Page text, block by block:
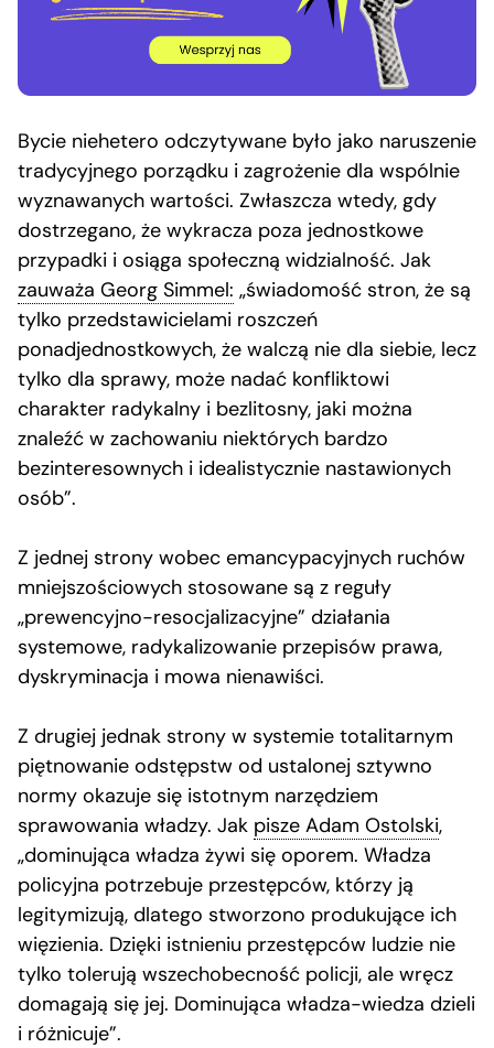
Bycie niehetero odczytywane było jako naruszenie
tradycyjnego porządku i zagrożenie dla wspólnie
wyznawanych wartości. Zwłaszcza wtedy, gdy
dostrzegano, że wykracza poza jednostkowe
przypadki i osiąga społeczną widzialność. Jak
zauważa Georg Simmel: „świadomość stron, że są
tylko przedstawicielami roszczeń
ponadjednostkowych, że walczą nie dla siebie, lecz
tylko dla sprawy, może nadać konfliktowi
charakter radykalny i bezlitosny, jaki można
znaleźć w zachowaniu niektórych bardzo
bezinteresownych i idealistycznie nastawionych
osób”.
Z jednej strony wobec emancypacyjnych ruchów
mniejszościowych stosowane są z reguły
„prewencyjno-resocjalizacyjne” działania
systemowe, radykalizowanie przepisów prawa,
dyskryminacja i mowa nienawiści.
Z drugiej jednak strony w systemie totalitarnym
piętnowanie odstępstw od ustalonej sztywno
normy okazuje się istotnym narzędziem
sprawowania władzy. Jak pisze Adam Ostolski,
„dominująca władza żywi się oporem. Władza
policyjna potrzebuje przestępców, którzy ją
legitymizują, dlatego stworzono produkujące ich
więzienia. Dzięki istnieniu przestępców ludzie nie
tylko tolerują wszechobecność policji, ale wręcz
domagają się jej. Dominująca władza-wiedza dzieli
i różnicuje”.